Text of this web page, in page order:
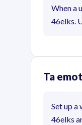
When a
46elks.
Ta
Set up a
46elks